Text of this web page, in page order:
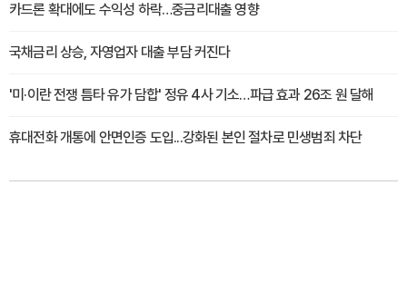
카드론 확대에도 수익성 하락…중금리대출 영향
국채금리 상승, 자영업자 대출 부담 커진다
'미·이란 전쟁 틈타 유가 담합' 정유 4사 기소…파급 효과 26조 원 달해
휴대전화 개통에 안면인증 도입...강화된 본인 절차로 민생범죄 차단